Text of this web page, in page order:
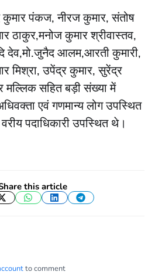
पंकज, नीरज कुमार, संतोष
ठाकुर,मनोज कुमार श्रीवास्तव,
देव,मो.जुनैद आलम,आरती कुमारी,
मिश्रा, उपेंद्र कुमार, सुरेंद्र
मल्लिक सहित बड़ी संख्या में
एवं गणमान्य लोग उपस्थित
पदाधिकारी उपस्थित थे।
this article
TwitterWhatsApp
LinkedInTelegram
to comment